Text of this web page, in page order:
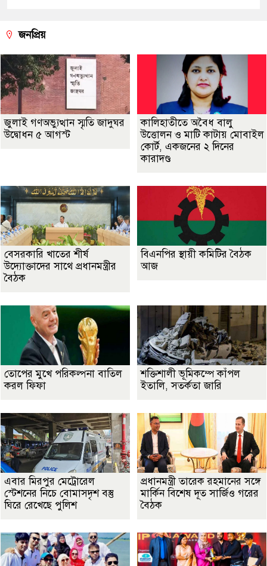
জনপ্রিয়
জুলাই গণঅভ্যুত্থান স্মৃতি জাদুঘর
উদ্বোধন ৫ আগস্ট
কালিহাতীতে অবৈধ বালু
উত্তোলন ও মাটি কাটায় মোবাইল
কোর্ট, একজনের ২ দিনের
কারাদণ্ড
বেসরকারি খাতের শীর্ষ
উদ্যোক্তাদের সাথে প্রধানমন্ত্রীর
বৈঠক
বিএনপির স্থায়ী কমিটির বৈঠক
আজ
তোপের মুখে পরিকল্পনা বাতিল
করল ফিফা
শক্তিশালী ভূমিকম্পে কাঁপল
ইতালি, সতর্কতা জারি
এবার মিরপুর মেট্রোরেল
স্টেশনের নিচে বোমাসদৃশ বস্তু
ঘিরে রেখেছে পুলিশ
প্রধানমন্ত্রী তারেক রহমানের সঙ্গে
মার্কিন বিশেষ দূত সার্জিও গরের
বৈঠক